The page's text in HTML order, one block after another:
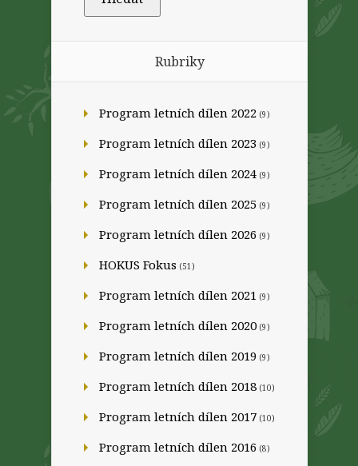
Rubriky
Program letních dílen 2022 (9)
Program letních dílen 2023 (9)
Program letních dílen 2024 (9)
Program letních dílen 2025 (9)
Program letních dílen 2026 (9)
HOKUS Fokus (51)
Program letních dílen 2021 (9)
Program letních dílen 2020 (9)
Program letních dílen 2019 (9)
Program letních dílen 2018 (10)
Program letních dílen 2017 (10)
Program letních dílen 2016 (8)